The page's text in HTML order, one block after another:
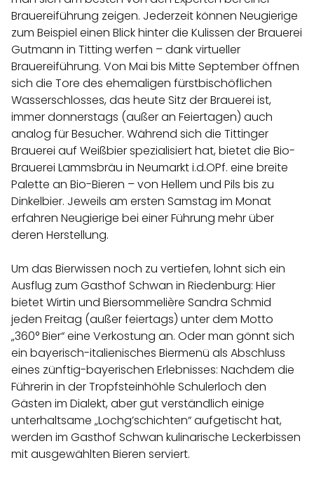
Brauereiführung zeigen. Jederzeit können Neugierige
zum Beispiel einen Blick hinter die Kulissen der Brauerei
Gutmann in Titting werfen – dank virtueller
Brauereiführung. Von Mai bis Mitte September öffnen
sich die Tore des ehemaligen fürstbischöflichen
Wasserschlosses, das heute Sitz der Brauerei ist,
immer donnerstags (außer an Feiertagen) auch
analog für Besucher. Während sich die Tittinger
Brauerei auf Weißbier spezialisiert hat, bietet die Bio-
Brauerei Lammsbräu in Neumarkt i.d.OPf. eine breite
Palette an Bio-Bieren – von Hellem und Pils bis zu
Dinkelbier. Jeweils am ersten Samstag im Monat
erfahren Neugierige bei einer Führung mehr über
deren Herstellung.
Um das Bierwissen noch zu vertiefen, lohnt sich ein
Ausflug zum Gasthof Schwan in Riedenburg: Hier
bietet Wirtin und Biersommelière Sandra Schmid
jeden Freitag (außer feiertags) unter dem Motto
„360° Bier“ eine Verkostung an. Oder man gönnt sich
ein bayerisch-italienisches Biermenü als Abschluss
eines zünftig-bayerischen Erlebnisses: Nachdem die
Führerin in der Tropfsteinhöhle Schulerloch den
Gästen im Dialekt, aber gut verständlich einige
unterhaltsame „Lochg’schichten“ aufgetischt hat,
werden im Gasthof Schwan kulinarische Leckerbissen
mit ausgewählten Bieren serviert.